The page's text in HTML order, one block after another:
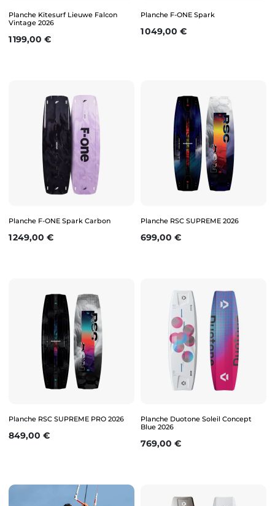
Planche Kitesurf Lieuwe Falcon
Vintage 2026
Prix
1 199,00 €
Planche F-ONE Spark
Prix
1 049,00 €
Planche F-ONE Spark Carbon
Prix
1 249,00 €
Planche RSC SUPREME 2026
Prix
699,00 €
Planche RSC SUPREME PRO 2026
Prix
849,00 €
Planche Duotone Soleil Concept
Blue 2026
Prix
769,00 €